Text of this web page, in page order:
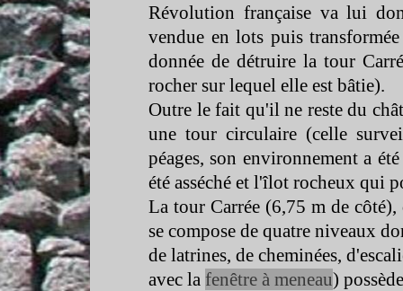
Révolution française va lui
vendue en lots puis
donnée de détruire la tour
rocher sur lequel elle est bâtie).
Outre le fait qu'il ne reste du
une tour circulaire (celle
péages, son environnement a
été asséché et l'îlot rocheux qui
La tour Carrée (6,75 m de
se compose de quatre niveaux
de latrines, de cheminées,
avec la fenêtre à meneau)